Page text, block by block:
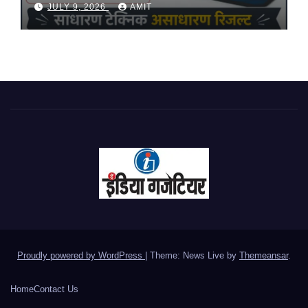
प्रशिक्षण, प्रीतम भरतवाण ने भी मुहिम को दिया
समर्थन
JULY 9, 2026 AMIT
Proudly powered by WordPress Theme: News Live by Themeansar.
HomeContact Us